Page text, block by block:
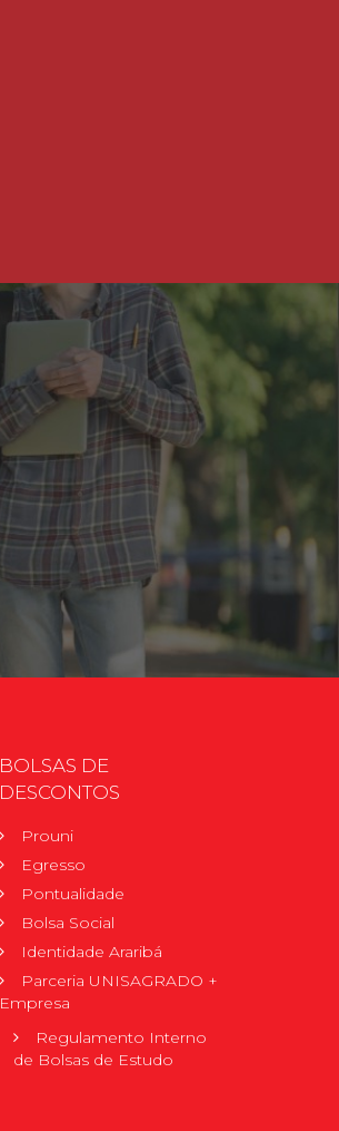
BOLSAS DE
DESCONTOS
Prouni
Egresso
Pontualidade
Bolsa Social
Identidade Araribá
Parceria UNISAGRADO +
Empresa
Regulamento Interno
de Bolsas de Estudo